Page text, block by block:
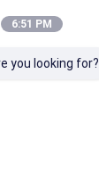
6:51 PM
you looking for?